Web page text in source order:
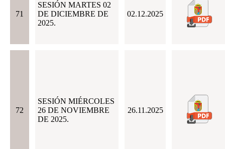
71
SESIÓN MARTES 02
DE DICIEMBRE DE
2025.
02.12.2025
72
SESIÓN MIÉRCOLES
26 DE NOVIEMBRE
DE 2025.
26.11.2025